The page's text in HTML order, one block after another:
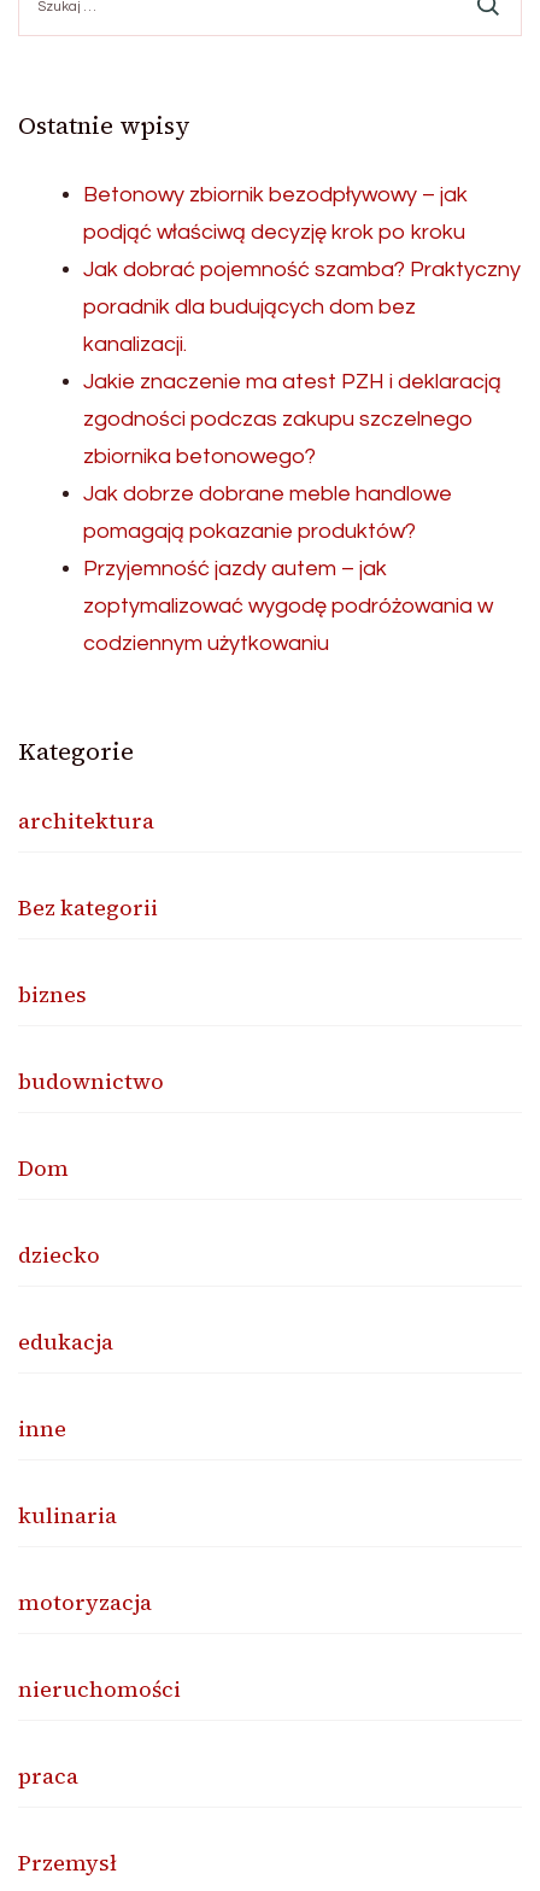
Ostatnie wpisy
Betonowy zbiornik bezodpływowy – jak
podjąć właściwą decyzję krok po kroku
Jak dobrać pojemność szamba? Praktyczny
poradnik dla budujących dom bez
kanalizacji.
Jakie znaczenie ma atest PZH i deklaracją
zgodności podczas zakupu szczelnego
zbiornika betonowego?
Jak dobrze dobrane meble handlowe
pomagają pokazanie produktów?
Przyjemność jazdy autem – jak
zoptymalizować wygodę podróżowania w
codziennym użytkowaniu
Kategorie
architektura
Bez kategorii
biznes
budownictwo
Dom
dziecko
edukacja
inne
kulinaria
motoryzacja
nieruchomości
praca
Przemysł